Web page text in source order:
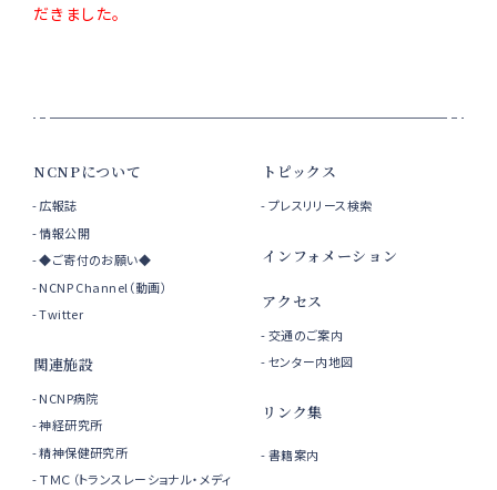
だきました。
NCNPについて
広報誌
情報公開
◆ご寄付のお願い◆
NCNP Channel（動画）
Twitter
関連施設
NCNP病院
神経研究所
精神保健研究所
ＴＭＣ（トランスレーショナル・メディ
トピックス
プレスリリース検索
インフォメーション
アクセス
交通のご案内
センター内地図
リンク集
書籍案内